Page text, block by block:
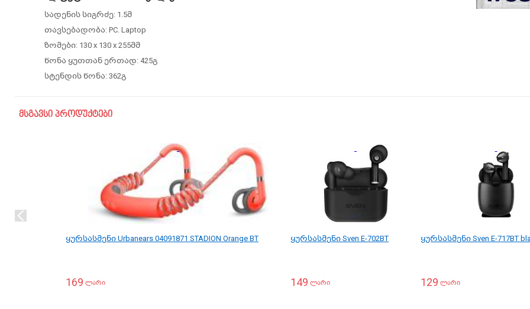
სადენის სიგრძე: 1.5მ
თავსებადობა: PC. Laptop
ზომები: 130 x 130 x 255მმ
წონა ყუთთან ერთად: 425გ
სტენდის წონა: 362გ
მსგავსი პროდუქტები
ყურსასმენი Urbanears 04091871 STADION Orange BT
169 ლარი
ყურსასმენი Sven E-702BT
149 ლარი
ყურსასმენი Sven E-717BT
129 ლარი